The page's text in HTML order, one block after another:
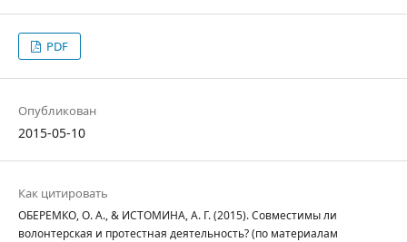
PDF
Опубликован
2015-05-10
Как цитировать
ОБЕРЕМКО, О. А., & ИСТОМИНА, А. Г. (2015). Совместимы ли
волонтерская и протестная деятельность? (по материалам